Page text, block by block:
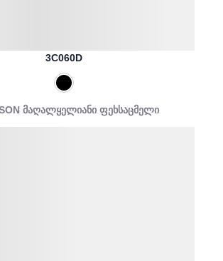
3C060D
მაღალყელიანი ფეხსაცმელი